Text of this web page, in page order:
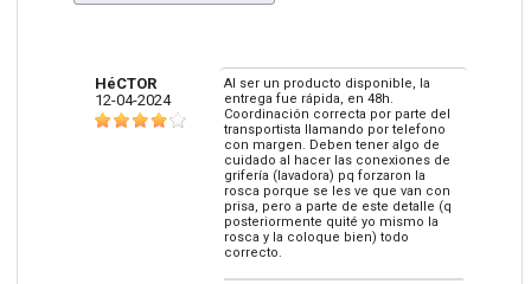
HéCTOR
12-04-2024
Al ser un producto disponible, la
entrega fue rápida, en 48h.
Coordinación correcta por parte del
transportista llamando por telefono
con margen. Deben tener algo de
cuidado al hacer las conexiones de
grifería (lavadora) pq forzaron la
rosca porque se les ve que van con
prisa, pero a parte de este detalle (q
posteriormente quité yo mismo la
rosca y la coloque bien) todo
correcto.